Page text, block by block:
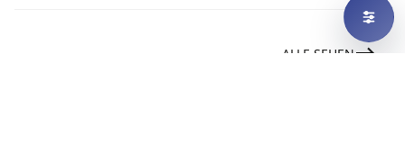
ALLE SEHEN